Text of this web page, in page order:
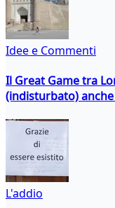
Idee e Commenti
Il Great Game tra
(indisturbato)
L'addio